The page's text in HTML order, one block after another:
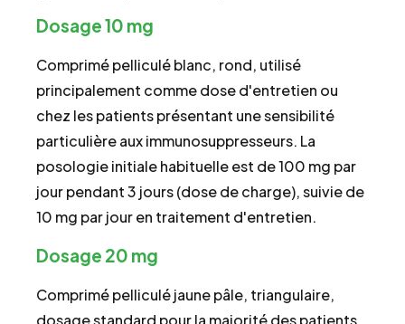
Dosage 10 mg
Comprimé pelliculé blanc, rond, utilisé
principalement comme dose d'entretien ou
chez les patients présentant une sensibilité
particulière aux immunosuppresseurs. La
posologie initiale habituelle est de 100 mg par
jour pendant 3 jours (dose de charge), suivie de
10 mg par jour en traitement d'entretien.
Dosage 20 mg
Comprimé pelliculé jaune pâle, triangulaire,
dosage standard pour la majorité des patients